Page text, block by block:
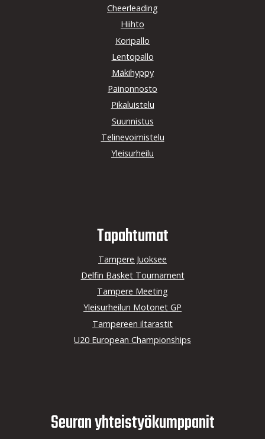
Cheerleading
Hiihto
Koripallo
Lentopallo
Mäkihyppy
Painonnosto
Pikaluistelu
Suunnistus
Telinevoimistelu
Yleisurheilu
Tapahtumat
Tampere Juoksee
Delfin Basket Tournament
Tampere Meeting
Yleisurheilun Motonet GP
Tampereen iltarastit
U20 European Championships
Seuran yhteistyö­kumppanit